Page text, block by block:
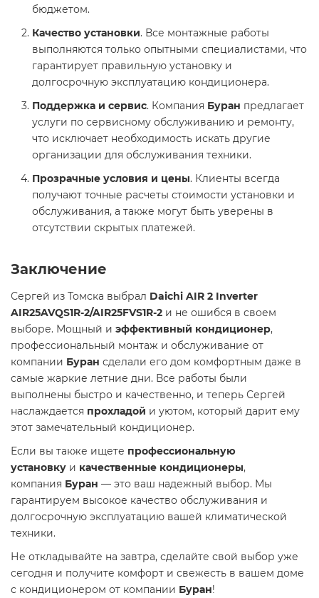
бюджетом.
Качество установки. Все монтажные работы
выполняются только опытными специалистами, что
гарантирует правильную установку и
долгосрочную эксплуатацию кондиционера.
Поддержка и сервис. Компания Буран предлагает
услуги по сервисному обслуживанию и ремонту,
что исключает необходимость искать другие
организации для обслуживания техники.
Прозрачные условия и цены. Клиенты всегда
получают точные расчеты стоимости установки и
обслуживания, а также могут быть уверены в
отсутствии скрытых платежей.
Заключение
Сергей из Томска выбрал Daichi AIR 2 Inverter
AIR25AVQS1R-2/AIR25FVS1R-2 и не ошибся в своем
выборе. Мощный и эффективный кондиционер,
профессиональный монтаж и обслуживание от
компании Буран сделали его дом комфортным даже в
самые жаркие летние дни. Все работы были
выполнены быстро и качественно, и теперь Сергей
наслаждается прохладой и уютом, который дарит ему
этот замечательный кондиционер.
Если вы также ищете профессиональную
установку и качественные кондиционеры,
компания Буран — это ваш надежный выбор. Мы
гарантируем высокое качество обслуживания и
долгосрочную эксплуатацию вашей климатической
техники.
Не откладывайте на завтра, сделайте свой выбор уже
сегодня и получите комфорт и свежесть в вашем доме
с кондиционером от компании Буран!